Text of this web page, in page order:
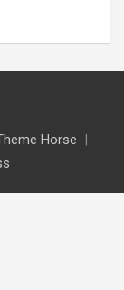
Horse